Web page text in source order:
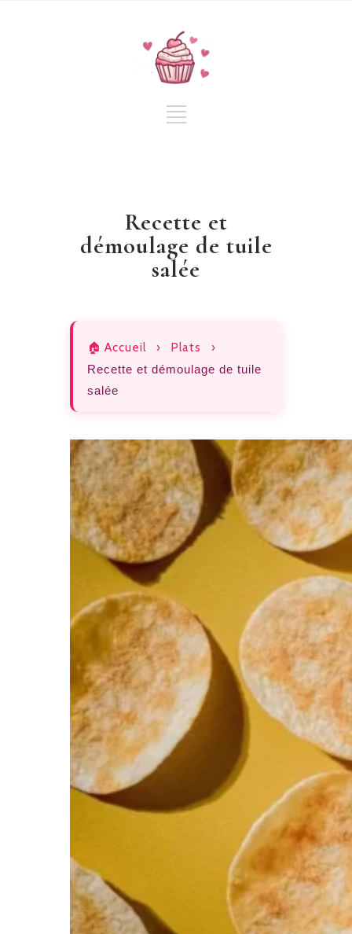
Recette et
démoulage de tuile
salée
🏠 Accueil › Plats
›
Recette et démoulage de tuile
salée